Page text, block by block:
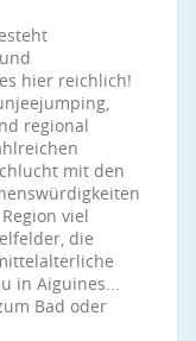
hier reichlich!
regional
mit den
viel
die
in Aiguines...
Bad oder